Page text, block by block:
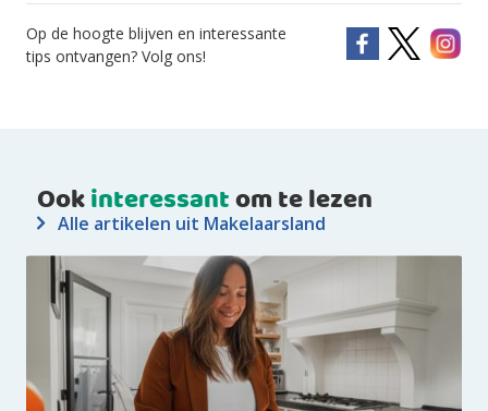
Op de hoogte blijven en interessante
tips ontvangen? Volg ons!
Ookinteressantom te lezen
Alle artikelen uit Makelaarsland